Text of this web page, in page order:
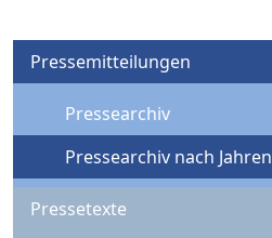
Pressemitteilungen
Pressearchiv
Pressearchiv nach Jahren
Pressetexte